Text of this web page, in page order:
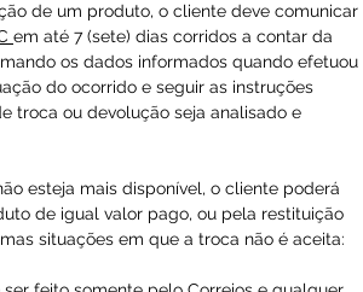
de um produto, o cliente deve comunicar
em até 7 (sete) dias corridos a contar da
os dados informados quando efetuou
do ocorrido e seguir as instruções
troca ou devolução seja analisado e
esteja mais disponível, o cliente poderá
de igual valor pago, ou pela restituição
situações em que a troca não é aceita: